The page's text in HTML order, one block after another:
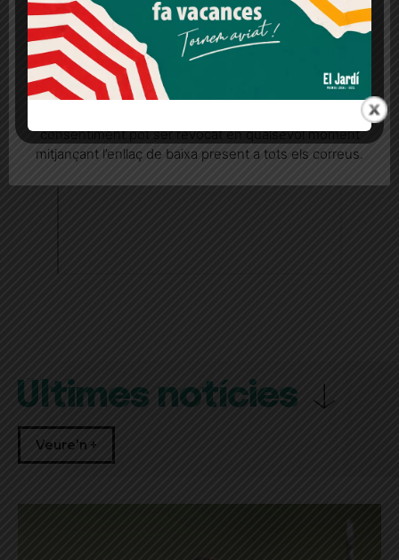
Últimes notícies
Veure'n +
Més informació Acceptar Rebutjar tot
Quan l’usuari crea un compte al Diari el Jardí, dona el
seu consentiment explícit per rebre comunicacions
consentiment pot ser revocat en qualsevol moment
mitjançant l’enllaç de baixa present a tots els correus.